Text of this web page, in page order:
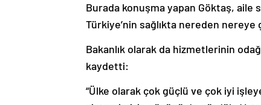
Burada konuşma yapan Göktaş, aile
Türkiye’nin sağlıkta nereden
Bakanlık olarak da hizmetlerinin
kaydetti:
“Ülke olarak çok güçlü ve çok iyi